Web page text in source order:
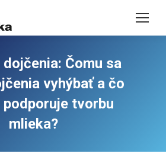
Čomu sa
vyhýbať a čo
podporuje tvorbu
mlieka?